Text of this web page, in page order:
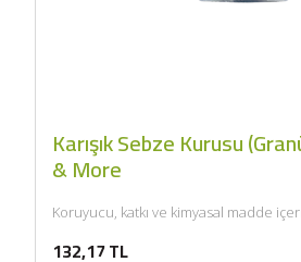
Karışık Sebze Kurusu
& More
132,17 TL